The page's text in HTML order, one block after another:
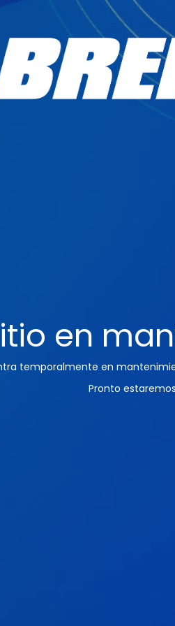
en
temporalmente en
Pronto